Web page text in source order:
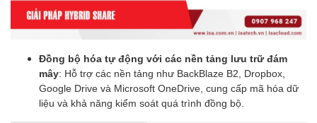
Đồng bộ hóa tự động với các nền tảng lưu trữ đám
mây: Hỗ trợ các nền tảng như BackBlaze B2, Dropbox,
Google Drive và Microsoft OneDrive, cung cấp mã hóa dữ
liệu và khả năng kiểm soát quá trình đồng bộ.